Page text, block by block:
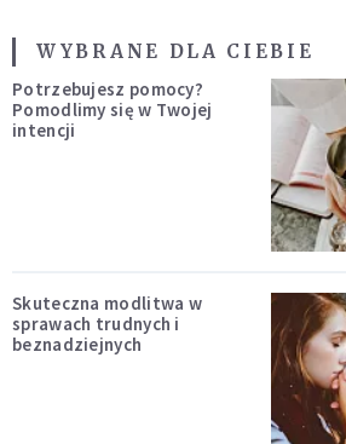
WYBRANE DLA CIEBIE
Potrzebujesz pomocy?
Pomodlimy się w Twojej
intencji
Skuteczna modlitwa w
sprawach trudnych i
beznadziejnych